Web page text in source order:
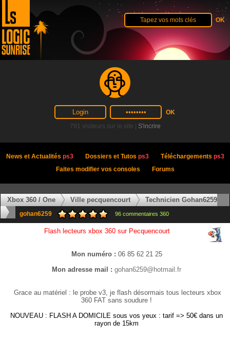
791 visiteurs sur le site | S'incrire
News et Actualités ps3 Dossiers et Tutos ps3 Téléchargements ps3
Faites modifier vos consoles
Forums
Xbox 360 / One Ville pecquencourt Technicien Gohan6259
gohan6259 96 commentaires 360
Flash lecteurs xbox 360 sur Pecquencourt
Mon numéro : 06 85 62 21 25
Mon adresse mail : gohan6259@hotmail.fr
Grace au matériel : le probe v3, je flash désormais tous lecteurs xbox
360 FAT sans soudure !
NOUVEAU : FLASH A DOMICILE sous vos yeux : tarif => 50€ dans un
rayon de 15km